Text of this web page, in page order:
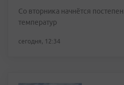
Со вторника начнётся
температур
сегодня, 12:34